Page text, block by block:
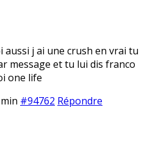
aussi j ai une crush en vrai tu
message et tu lui dis franco
one life
#94762 Répondre